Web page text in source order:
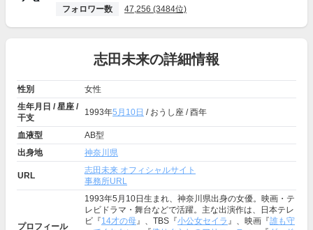
フォロワー数 47,256 (3484位)
志田未来の詳細情報
性別
女性
生年月日 / 星座 /
干支
1993年5月10日 / おうし座 / 酉年
血液型
AB型
出身地
神奈川県
URL
志田未来 オフィシャルサイト
事務所URL
プロフィール
1993年5月10日生まれ、神奈川県出身の女優。映画・テ
レビドラマ・舞台などで活躍。主な出演作は、日本テレ
ビ『14才の母』、TBS『小公女セイラ 』、映画『誰も守